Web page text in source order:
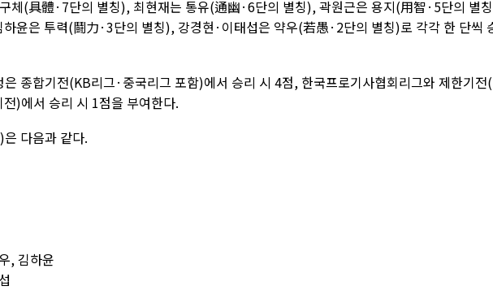
체(具體·7단의 별칭), 최현재는 통유(通幽·6단의 별칭), 곽원근은 용지(用智·5단의 별
윤은 투력(鬪力·3단의 별칭), 강경현·이태섭은 약우(若愚·2단의 별칭)로 각각 한 단씩
은 종합기전(KB리그·중국리그 포함)에서 승리 시 4점, 한국프로기사협회리그와 제한기전
)에서 승리 시 1점을 부여한다.
다음과 같다.
, 김하윤